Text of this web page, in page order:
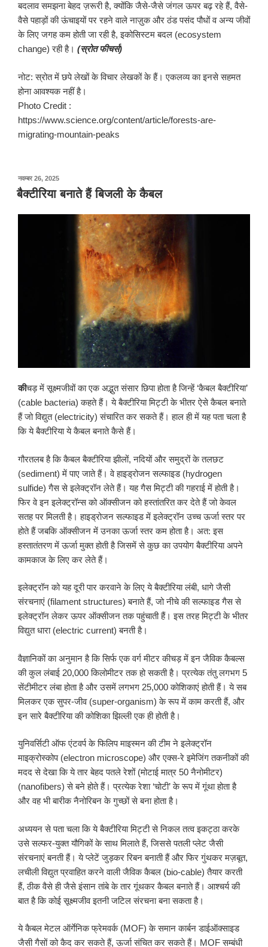
बदलाव समझना बेहद ज़रूरी है, क्योंकि जैसे-जैसे जंगल ऊपर बढ़ रहे हैं, वैसे-
वैसे पहाड़ों की ऊंचाइयों पर रहने वाले नाज़ुक और ठंड पसंद पौधों व अन्य जीवों
के लिए जगह कम होती जा रही है, इकोसिस्टम बदल (ecosystem
change) रही है। (स्रोत फीचर्स)
नोट: स्रोत में छपे लेखों के विचार लेखकों के हैं। एकलव्य का इनसे सहमत
होना आवश्यक नहीं है।
Photo Credit :
https://www.science.org/content/article/forests-are-
migrating-mountain-peaks
नवम्बर 26, 2025पर
प्रकाशित
किया
बैक्टीरिया बनाते हैं बिजली के कैबल
कीचड़ में सूक्ष्मजीवों का एक अद्भुत संसार छिपा होता है जिन्हें ‘कैबल बैक्टीरिया’
(cable bacteria) कहते हैं। ये बैक्टीरिया मिट्टी के भीतर ऐसे कैबल बनाते
हैं जो विद्युत (electricity) संचारित कर सकते हैं। हाल ही में यह पता चला है
कि ये बैक्टीरिया ये कैबल बनाते कैसे हैं।
गौरतलब है कि कैबल बैक्टीरिया झीलों, नदियों और समुद्रों के तलछट
(sediment) में पाए जाते हैं। वे हाइड्रोजन सल्फाइड (hydrogen
sulfide) गैस से इलेक्ट्रॉन लेते हैं। यह गैस मिट्टी की गहराई में होती है।
फिर वे इन इलेक्ट्रॉन्स को ऑक्सीजन को हस्तांतरित कर देते हैं जो केवल
सतह पर मिलती है। हाइड्रोजन सल्फाइड में इलेक्ट्रॉन उच्च ऊर्जा स्तर पर
होते हैं जबकि ऑक्सीजन में उनका ऊर्जा स्तर कम होता है। अत: इस
हस्तातंतरण में ऊर्जा मुक्त होती है जिसमें से कुछ का उपयोग बैक्टीरिया अपने
कामकाज के लिए कर लेते हैं।
इलेक्ट्रॉन को यह दूरी पार करवाने के लिए ये बैक्टीरिया लंबी, धागे जैसी
संरचनाएं (filament structures) बनाते हैं, जो नीचे की सल्फाइड गैस से
इलेक्ट्रॉन लेकर ऊपर ऑक्सीजन तक पहुंचाती हैं। इस तरह मिट्टी के भीतर
विद्युत धारा (electric current) बनती है।
वैज्ञानिकों का अनुमान है कि सिर्फ एक वर्ग मीटर कीचड़ में इन जैविक कैबल्स
की कुल लंबाई 20,000 किलोमीटर तक हो सकती है। प्रत्येक तंतु लगभग 5
सेंटीमीटर लंबा होता है और उसमें लगभग 25,000 कोशिकाएं होती हैं। ये सब
मिलकर एक सुपर-जीव (super-organism) के रूप में काम करती हैं, और
इन सारे बैक्टीरिया की कोशिका झिल्ली एक ही होती है।
युनिवर्सिटी ऑफ एंटवर्प के फिलिप माइस्मन की टीम ने इलेक्ट्रॉन
माइक्रोस्कोप (electron microscope) और एक्स-रे इमेजिंग तकनीकों की
मदद से देखा कि ये तार बेहद पतले रेशों (मोटाई मात्र 50 नैनोमीटर)
(nanofibers) से बने होते हैं। प्रत्येक रेशा ‘चोटी’ के रूप में गूंथा होता है
और वह भी बारीक नैनोरिबन के गुच्छों से बना होता है।
अध्ययन से पता चला कि ये बैक्टीरिया मिट्टी से निकल तत्व इकट्ठा करके
उसे सल्फर-युक्त यौगिकों के साथ मिलाते हैं, जिससे पतली प्लेट जैसी
संरचनाएं बनती हैं। ये प्लेटें जुड़कर रिबन बनाती हैं और फिर गुंथकर मज़बूत,
लचीली विद्युत प्रवाहित करने वाली जैविक कैबल (bio-cable) तैयार करती
हैं, ठीक वैसे ही जैसे इंसान तांबे के तार गूंथकर कैबल बनाते हैं। आश्चर्य की
बात है कि कोई सूक्ष्मजीव इतनी जटिल संरचना बना सकता है।
ये कैबल मेटल ऑर्गेनिक फ्रेमवर्क (MOF) के समान कार्बन डाईऑक्साइड
जैसी गैसों को कैद कर सकते हैं, ऊर्जा संचित कर सकते हैं। MOF सम्बंधी